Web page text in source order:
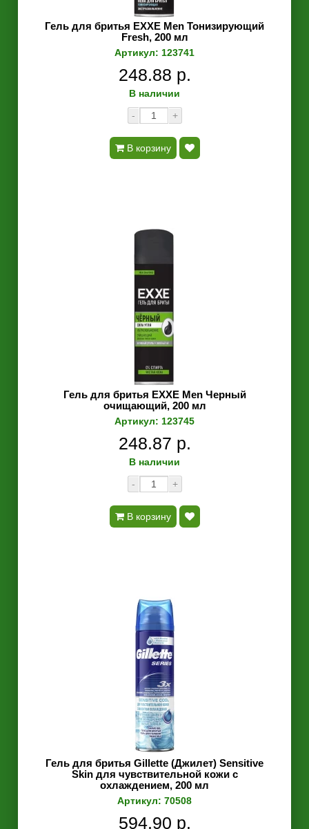
Гель для бритья EXXE Men Тонизирующий
Fresh, 200 мл
Артикул: 123741
248.88 р.
В наличии
-
+
В корзину
Гель для бритья EXXE Men Черный
очищающий, 200 мл
Артикул: 123745
248.87 р.
В наличии
-
+
В корзину
Гель для бритья Gillette (Джилет) Sensitive
Skin для чувствительной кожи с
охлаждением, 200 мл
Артикул: 70508
594.90 р.